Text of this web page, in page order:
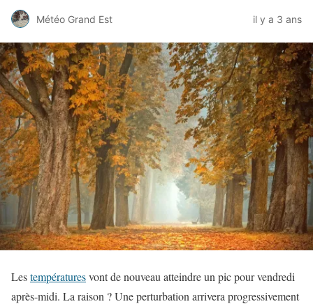
Météo Grand Est il y a 3 ans
Lestempératuresvont de nouveau atteindre un pic pour vendredi
après-midi. La raison ? Une perturbation arrivera progressivement